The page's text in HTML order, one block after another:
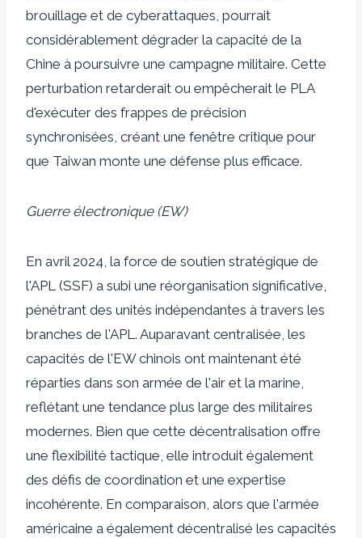
brouillage et de cyberattaques, pourrait
considérablement dégrader la capacité de la
Chine à poursuivre une campagne militaire. Cette
perturbation retarderait ou empêcherait le PLA
d'exécuter des frappes de précision
synchronisées, créant une fenêtre critique pour
que Taiwan monte une défense plus efficace.
Guerre électronique (EW)
En avril 2024, la force de soutien stratégique de
l'APL (SSF) a subi une réorganisation significative,
pénétrant des unités indépendantes à travers les
branches de l'APL. Auparavant centralisée, les
capacités de l'EW chinois ont maintenant été
réparties dans son armée de l'air et la marine,
reflétant une tendance plus large des militaires
modernes. Bien que cette décentralisation offre
une flexibilité tactique, elle introduit également
des défis de coordination et une expertise
incohérente. En comparaison, alors que l'armée
américaine a également décentralisé les capacités